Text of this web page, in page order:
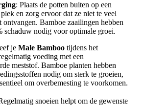
: Plaats de potten buiten op een
en zorg ervoor dat ze niet te veel
ontvangen. Bamboe zaailingen hebben
schaduw nodig voor optimale groei.
je Male Bamboo tijdens het
voeding met een
meststof. Bamboe planten hebben
nodig om sterk te groeien,
om overbemesting te voorkomen.
snoeien helpt om de gewenste